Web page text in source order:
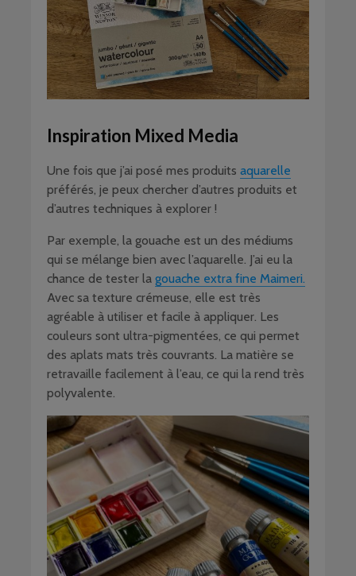
Inspiration Mixed Media
Une fois que j’ai posé mes produits aquarelle
préférés, je peux chercher d’autres produits et
d’autres techniques à explorer !
Par exemple, la gouache est un des médiums
qui se mélange bien avec l’aquarelle. J’ai eu la
chance de tester la gouache extra fine Maimeri.
Avec sa texture crémeuse, elle est très
agréable à utiliser et facile à appliquer. Les
couleurs sont ultra-pigmentées, ce qui permet
des aplats mats très couvrants. La matière se
retravaille facilement à l’eau, ce qui la rend très
polyvalente.